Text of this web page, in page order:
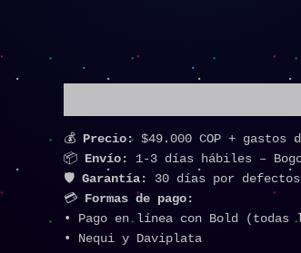
💰 Precio: $49.000 COP + gastos
📦 Envío:
1-3 días hábiles –
🛡️ Garantía:
30 días por
💳 Formas de pago:
• Pago en línea con Bold
• Nequi y Daviplata